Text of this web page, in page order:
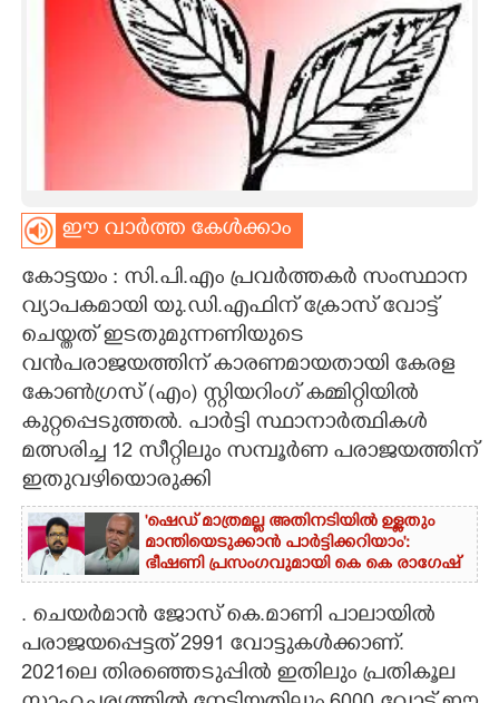
ASTRO
CARTOONS
LITERATURE
ZOOM
CONTACT US
ഈ വാർത്ത കേൾക്കാം
കോട്ടയം : സി.പി.എം പ്രവർത്തകർ സംസ്ഥാന
വ്യാപകമായി യു.ഡി.എഫിന് ക്രോസ് വോട്ട്
ചെയ്തത് ഇടതുമുന്നണിയുടെ
വൻപരാജയത്തിന് കാരണമായതായി കേരള
കോൺഗ്രസ് (എം) സ്റ്റിയറിംഗ് കമ്മിറ്റിയിൽ
കുറ്റപ്പെടുത്തൽ. പാർട്ടി സ്ഥാനാർത്ഥികൾ
മത്സരിച്ച 12 സീറ്റിലും സമ്പൂർണ പരാജയത്തിന്
ഇതുവഴിയൊരുക്കി
'ഷെഡ് മാത്രമല്ല അതിനടിയിൽ ഉള്ളതും
മാന്തിയെടുക്കാൻ പാർട്ടിക്കറിയാം':
ഭീഷണി പ്രസംഗവുമായി കെ കെ രാഗേഷ്
. ചെയർമാൻ ജോസ് കെ.മാണി പാലായിൽ
പരാജയപ്പെട്ടത് 2991 വോട്ടുകൾക്കാണ്.
2021ലെ തിരഞ്ഞെടുപ്പിൽ ഇതിലും പ്രതികൂല